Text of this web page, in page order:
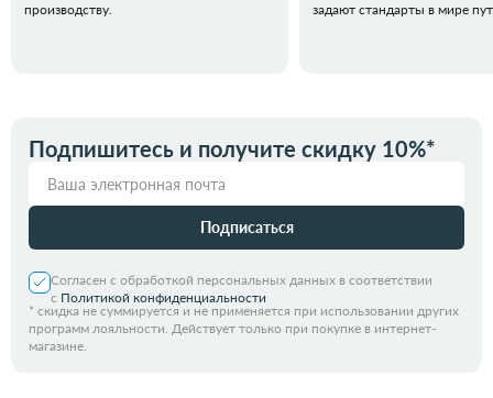
производству.
задают стандарты в мире
Подпишитесь и получите скидку 10%*
Подписаться
Согласен с обработкой персональных данных в соответствии
с Политикой конфиденциальности
* скидка не суммируется и не применяется при использовании других
программ лояльности. Действует только при покупке в интернет-
магазине.